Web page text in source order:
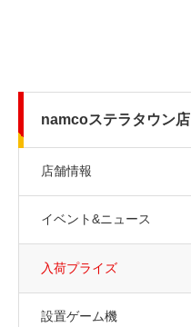
namcoステラタウン店
店舗情報
イベント&ニュース
入荷プライズ
設置ゲーム機